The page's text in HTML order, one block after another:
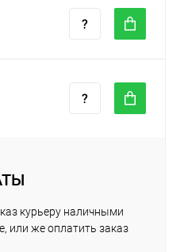
курьеру наличными
или же оплатить заказ